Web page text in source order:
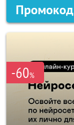
Промокод
-60%